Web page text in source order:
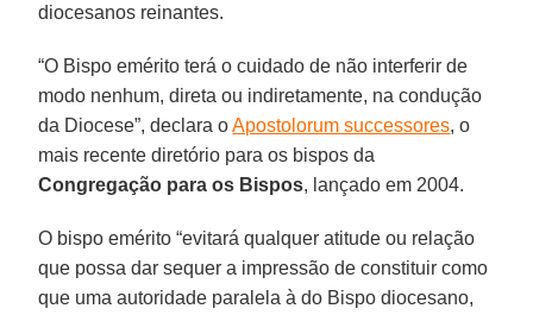
diocesanos reinantes.
“O Bispo emérito terá o cuidado de não interferir de
modo nenhum, direta ou indiretamente, na condução
da Diocese”, declara oApostolorum successores, o
mais recente diretório para os bispos da
Congregação para os Bispos, lançado em 2004.
O bispo emérito “evitará qualquer atitude ou relação
que possa dar sequer a impressão de constituir como
que uma autoridade paralela à do Bispo diocesano,